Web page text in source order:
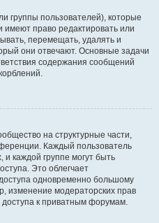
группы пользователей), которые
право редактировать или
перемещать, удалять и
они отвечают. Основные задачи
содержания сообщений
на структурные части,
Каждый пользователь
и каждой группе могут быть
Это облегчает
одновременно большому
изменение модераторских прав
к приватным форумам.